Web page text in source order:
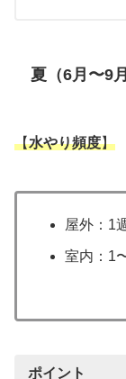
夏（6月〜9
【水やり頻度】
屋外：1
室内：1
ポイント